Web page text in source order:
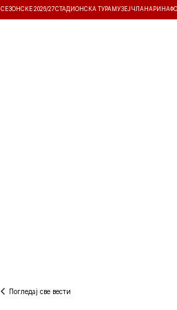
СЕЗОНСКЕ 2026/27СТАДИОНСКА ТУРА МУЗЕЈ ЧЛАНАРИНА
Погледај све вести